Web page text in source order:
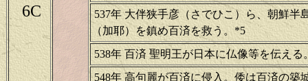
6C
537年 大伴狭手彦（さでひこ）ら、朝鮮半
（加耶）を鎮め百済を救う。*5
538年 百済 聖明王が日本に仏像等を伝える
548年 高句麗が百済に侵入。倭は百済の築